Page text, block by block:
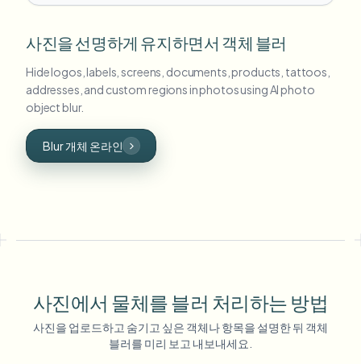
사진을 선명하게 유지하면서 객체 블러
Hide logos, labels, screens, documents, products, tattoos,
addresses, and custom regions in photos using AI photo
object blur.
Blur 개체 온라인
사진에서 물체를 블러 처리하는 방법
사진을 업로드하고 숨기고 싶은 객체나 항목을 설명한 뒤 객체
블러를 미리 보고 내보내세요.